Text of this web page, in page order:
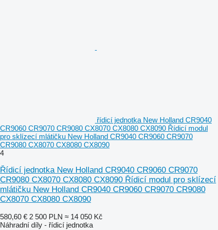
řídicí jednotka New Holland CR9040
CR9060 CR9070 CR9080 CX8070 CX8080 CX8090 Řídicí modul
pro sklízecí mlátičku New Holland CR9040 CR9060 CR9070
CR9080 CX8070 CX8080 CX8090
4
Řídicí jednotka New Holland CR9040 CR9060 CR9070
CR9080 CX8070 CX8080 CX8090 Řídicí modul pro sklízecí
mlátičku New Holland CR9040 CR9060 CR9070 CR9080
CX8070 CX8080 CX8090
580,60 € 2 500 PLN ≈ 14 050 Kč
Náhradní díly - řídicí jednotka